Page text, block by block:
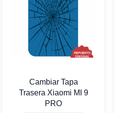
Cambiar Tapa
Trasera Xiaomi MI 9
PRO